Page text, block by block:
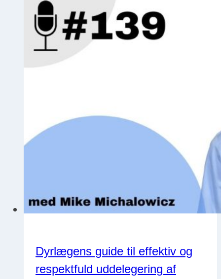
med
Mette
Dyrlægens guide til effektiv og
respektfuld uddelegering af